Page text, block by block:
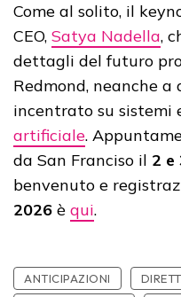
Come al solito, il
CEO, Satya Nadella,
dettagli del futuro
Redmond, neanche a
incentrato su sistemi
artificiale.
da San Franciso il 2 e
benvenuto e
2026 è qui.
ANTICIPAZIONI